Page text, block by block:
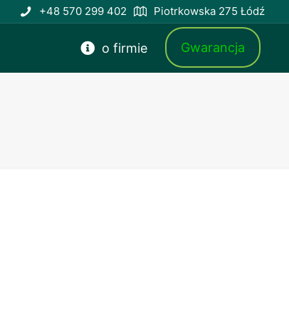
+48 570 299 402 Piotrkowska 275 Łódź
o firmie Gwarancja